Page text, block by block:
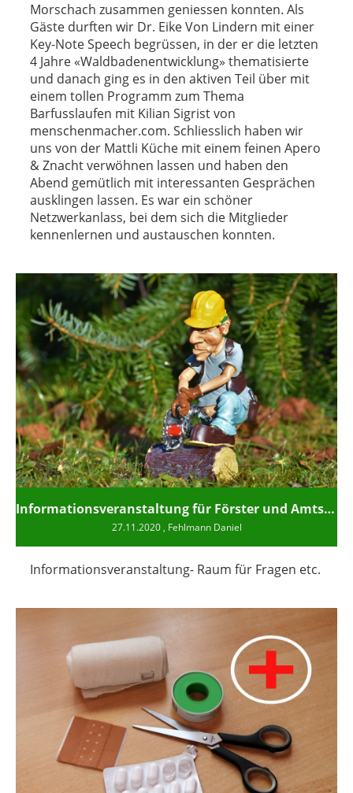
Morschach zusammen geniessen konnten. Als
Gäste durften wir Dr. Eike Von Lindern mit einer
Key-Note Speech begrüssen, in der er die letzten
4 Jahre «Waldbadenentwicklung» thematisierte
und danach ging es in den aktiven Teil über mit
einem tollen Programm zum Thema
Barfusslaufen mit Kilian Sigrist von
menschenmacher.com. Schliesslich haben wir
uns von der Mattli Küche mit einem feinen Apero
& Znacht verwöhnen lassen und haben den
Abend gemütlich mit interessanten Gesprächen
ausklingen lassen. Es war ein schöner
Netzwerkanlass, bei dem sich die Mitglieder
kennenlernen und austauschen konnten.
Informationsveranstaltung für Förster und Amtspersonen
27.11.2020, Fehlmann Daniel
Informationsveranstaltung- Raum für Fragen etc.